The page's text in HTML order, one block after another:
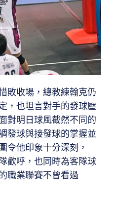
敗收場，總教練翰克仍
，也坦言對手的發球壓
對明日球風截然不同的
發球與接發球的掌握並
令他印象十分深刻，
歡呼，也同時為客隊球
職業聯賽不曾看過